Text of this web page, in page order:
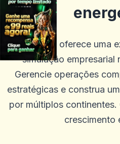
Oil Fortune oferece uma
simulação empresarial
Gerencie operações
estratégicas e construa
por múltiplos
crescimento